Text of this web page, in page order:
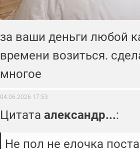
за ваши деньги любой
времени возиться.
многое
04.06.2026 17:53
Цитата александр...:
Не пол не елочка